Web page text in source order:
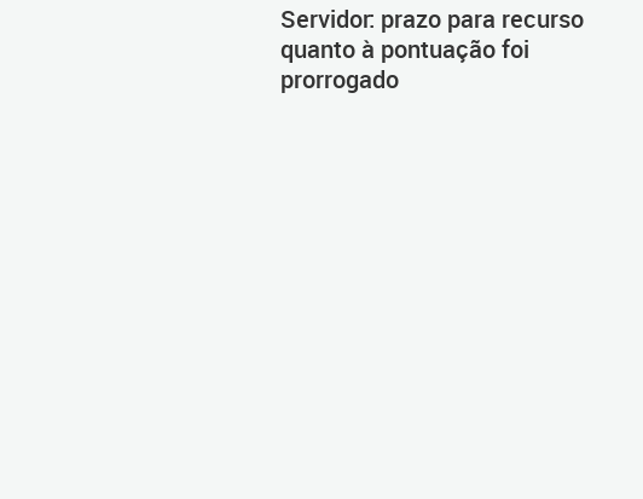
Servidor: prazo para recurso
quanto à pontuação foi
prorrogado